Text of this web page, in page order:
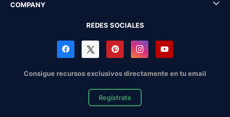
COMPANY
REDES SOCIALES
Consigue recursos exclusivos directamente en tu email
Regístrate